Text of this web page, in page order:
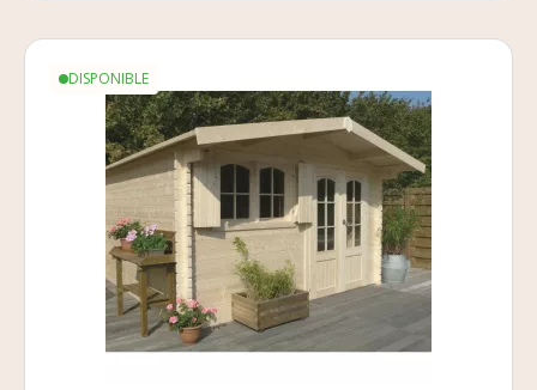
DISPONIBLE